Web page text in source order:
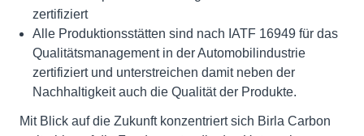
zertifiziert
Alle Produktionsstätten sind nach IATF 16949 für das
Qualitätsmanagement in der Automobilindustrie
zertifiziert und unterstreichen damit neben der
Nachhaltigkeit auch die Qualität der Produkte.
Mit Blick auf die Zukunft konzentriert sich Birla Carbon